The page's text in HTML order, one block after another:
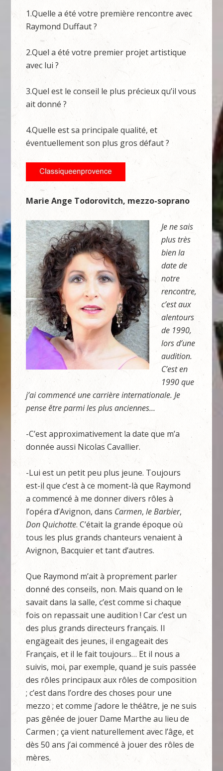
1.Quelle a été votre première rencontre avec
Raymond Duffaut ?
2.Quel a été votre premier projet artistique
avec lui ?
3.Quel est le conseil le plus précieux qu’il vous
ait donné ?
4.Quelle est sa principale qualité, et
éventuellement son plus gros défaut ?
Marie Ange Todorovitch, mezzo-soprano
Je ne sais
plus très
bien la
date de
notre
rencontre,
c’est aux
alentours
de 1990,
lors d’une
audition.
C’est en
1990 que
j’ai commencé une carrière internationale. Je
pense être parmi les plus anciennes…
-C’est approximativement la date que m’a
donnée aussi Nicolas Cavallier.
-Lui est un petit peu plus jeune. Toujours
est-il que c’est à ce moment-là que Raymond
a commencé à me donner divers rôles à
l’opéra d’Avignon, dans Carmen,le Barbier,
Don Quichotte. C’était la grande époque où
tous les plus grands chanteurs venaient à
Avignon, Bacquier et tant d’autres.
Que Raymond m’ait à proprement parler
donné des conseils, non. Mais quand on le
savait dans la salle, c’est comme si chaque
fois on repassait une audition ! Car c’est un
des plus grands directeurs français. Il
engageait des jeunes, il engageait des
Français, et il le fait toujours… Et il nous a
suivis, moi, par exemple, quand je suis passée
des rôles principaux aux rôles de composition
; c’est dans l’ordre des choses pour une
mezzo ; et comme j’adore le théâtre, je ne suis
pas gênée de jouer Dame Marthe au lieu de
Carmen ; ça vient naturellement avec l’âge, et
dès 50 ans j’ai commencé à jouer des rôles de
mères.